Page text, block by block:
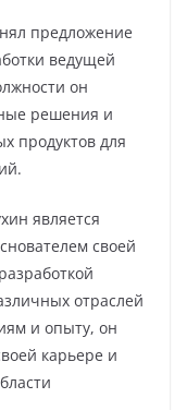
предложение
ведущей
он
решения и
продуктов для
является
своей
отраслей
и опыту, он
карьере и